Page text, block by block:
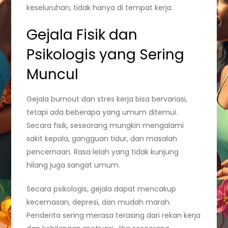
keseluruhan, tidak hanya di tempat kerja.
Gejala Fisik dan
Psikologis yang Sering
Muncul
Gejala burnout dan stres kerja bisa bervariasi,
tetapi ada beberapa yang umum ditemui.
Secara fisik, seseorang mungkin mengalami
sakit kepala, gangguan tidur, dan masalah
pencernaan. Rasa lelah yang tidak kunjung
hilang juga sangat umum.
Secara psikologis, gejala dapat mencakup
kecemasan, depresi, dan mudah marah.
Penderita sering merasa terasing dari rekan kerja